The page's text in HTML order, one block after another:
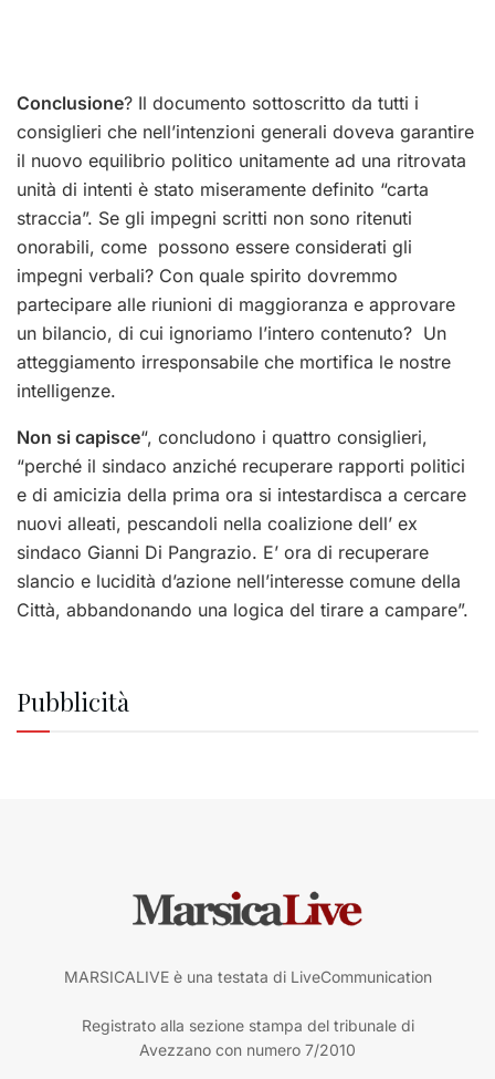
Conclusione? Il documento sottoscritto da tutti i
consiglieri che nell’intenzioni generali doveva garantire
il nuovo equilibrio politico unitamente ad una ritrovata
unità di intenti è stato miseramente definito “carta
straccia”. Se gli impegni scritti non sono ritenuti
onorabili, come possono essere considerati gli
impegni verbali? Con quale spirito dovremmo
partecipare alle riunioni di maggioranza e approvare
un bilancio, di cui ignoriamo l’intero contenuto? Un
atteggiamento irresponsabile che mortifica le nostre
intelligenze.
Non si capisce“, concludono i quattro consiglieri,
“perché il sindaco anziché recuperare rapporti politici
e di amicizia della prima ora si intestardisca a cercare
nuovi alleati, pescandoli nella coalizione dell’ ex
sindaco Gianni Di Pangrazio. E’ ora di recuperare
slancio e lucidità d’azione nell’interesse comune della
Città, abbandonando una logica del tirare a campare”.
Pubblicità
MARSICALIVE è una testata di LiveCommunication
Registrato alla sezione stampa del tribunale di
Avezzano con numero 7/2010